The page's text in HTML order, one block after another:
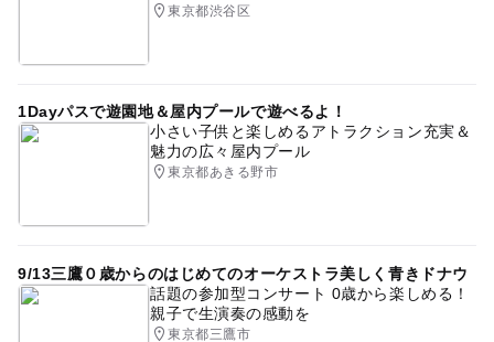
東京都渋谷区
1Dayパスで遊園地＆屋内プールで遊べるよ！
小さい子供と楽しめるアトラクション充実＆
魅力の広々屋内プール
東京都あきる野市
9/13三鷹０歳からのはじめてのオーケストラ美しく青きドナウ
話題の参加型コンサート 0歳から楽しめる！
親子で生演奏の感動を
東京都三鷹市